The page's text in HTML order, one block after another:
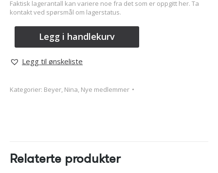
Faktisk lagerantall kan variere noe fra det som er oppgitt her. Ta
kontakt ved spørsmål om lagerstatus.
Legg i handlekurv
Legg til ønskeliste
Kategorier: Beyer, Nina, Nye medlemmer
Relaterte produkter